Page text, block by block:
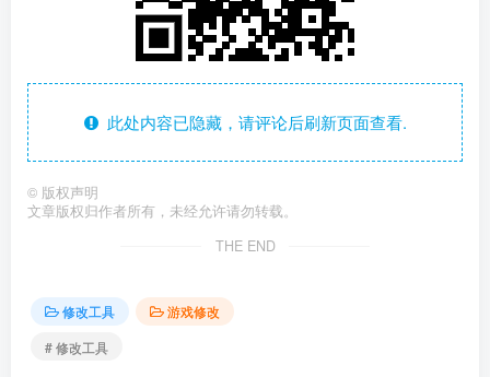
此处内容已隐藏，请评论后刷新页面查看.
© 版权声明
文章版权归作者所有，未经允许请勿转载。
THE END
修改工具
游戏修改
# 修改工具